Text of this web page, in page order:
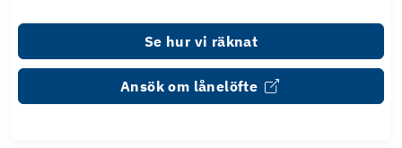
Se hur vi räknat
Ansök om lånelöfte